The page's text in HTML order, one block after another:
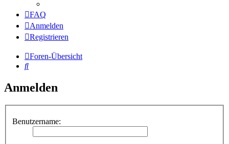
FAQ
Anmelden
Registrieren
Foren-Übersicht
Suche
Anmelden
Benutzername: